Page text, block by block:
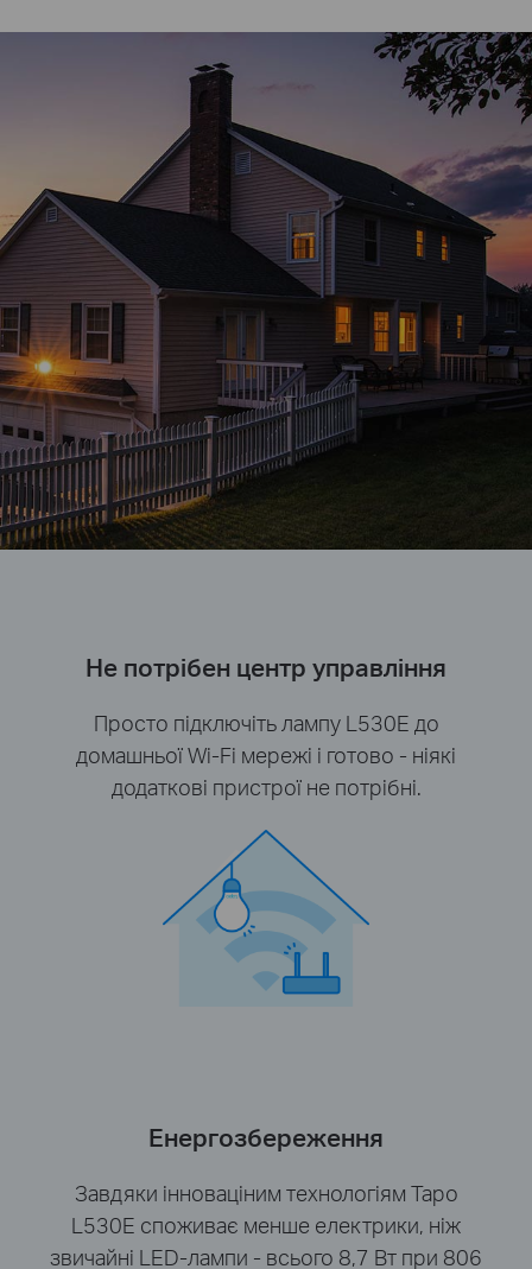
Не потрібен центр управління
Просто підключіть лампу L530E до
домашньої Wi-Fi мережі і готово - ніякі
додаткові пристрої не потрібні.
Енергозбереження
Завдяки інноваціним технологіям Tapo
L530E споживає менше електрики, ніж
звичайні LED-лампи - всього 8,7 Вт при 806